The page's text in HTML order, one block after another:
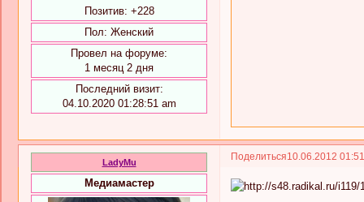
Позитив: +228
Пол: Женский
Провел на форуме:
1 месяц 2 дня
Последний визит:
04.10.2020 01:28:51 am
Поделиться10.06.2012
LadyMu
Медиамастер